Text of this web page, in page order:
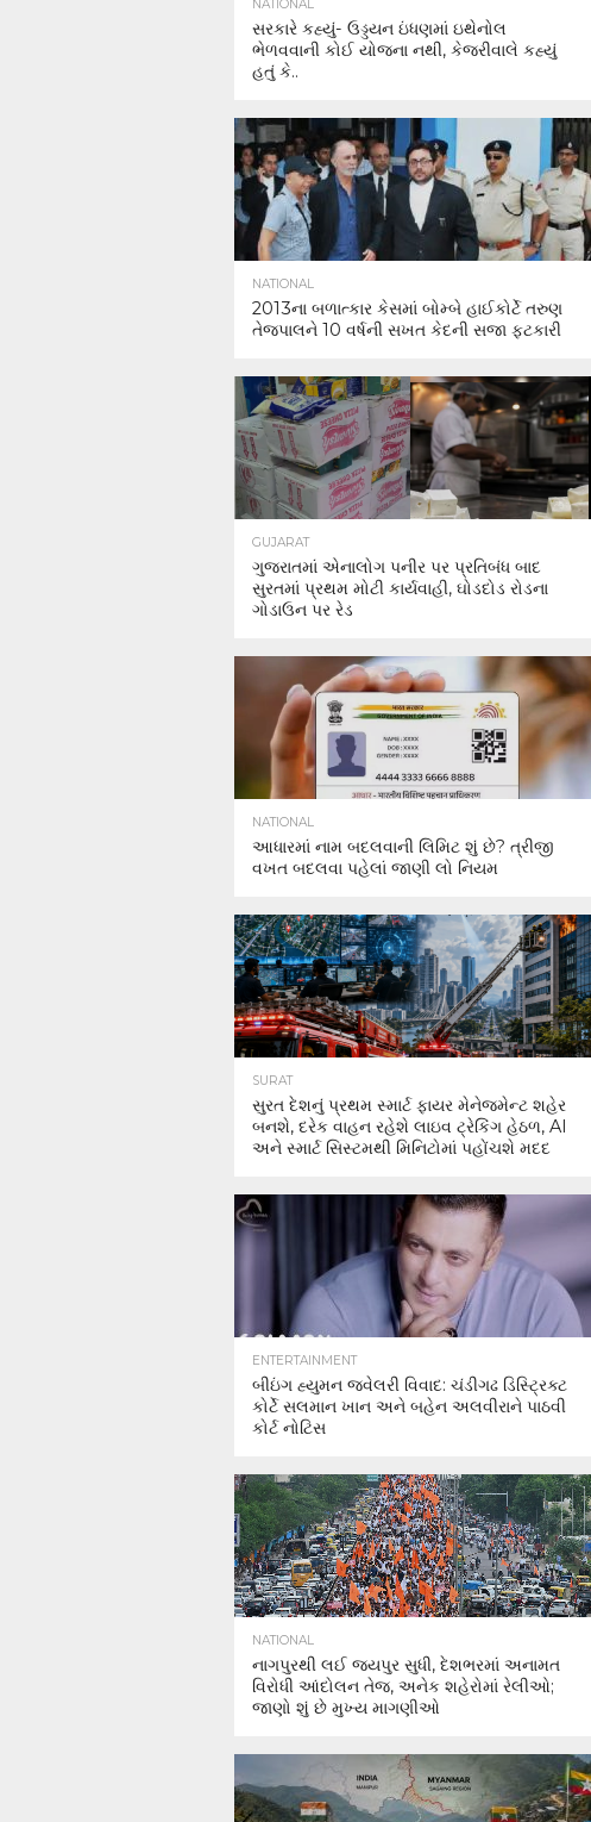
NATIONAL
સરકારે કહ્યું- ઉડ્ડયન ઇંધણમાં ઇથેનોલ
ભેળવવાની કોઈ યોજના નથી, કેજરીવાલે કહ્યું
હતું કે..
NATIONAL
2013ના બળાત્કાર કેસમાં બોમ્બે હાઈકોર્ટે તરુણ
તેજપાલને 10 વર્ષની સખત કેદની સજા ફટકારી
GUJARAT
ગુજરાતમાં એનાલોગ પનીર પર પ્રતિબંધ બાદ
સુરતમાં પ્રથમ મોટી કાર્યવાહી, ઘોડદોડ રોડના
ગોડાઉન પર રેડ
NATIONAL
આધારમાં નામ બદલવાની લિમિટ શું છે? ત્રીજી
વખત બદલવા પહેલાં જાણી લો નિયમ
SURAT
સુરત દેશનું પ્રથમ સ્માર્ટ ફાયર મેનેજમેન્ટ શહેર
બનશે, દરેક વાહન રહેશે લાઇવ ટ્રેકિંગ હેઠળ, AI
અને સ્માર્ટ સિસ્ટમથી મિનિટોમાં પહોંચશે મદદ
ENTERTAINMENT
બીઇંગ હ્યુમન જ્વેલરી વિવાદ: ચંડીગઢ ડિસ્ટ્રિક્ટ
કોર્ટે સલમાન ખાન અને બહેન અલવીરાને પાઠવી
કોર્ટ નોટિસ
NATIONAL
નાગપુરથી લઈ જયપુર સુધી, દેશભરમાં અનામત
વિરોધી આંદોલન તેજ, અનેક શહેરોમાં રેલીઓ;
જાણો શું છે મુખ્ય માગણીઓ